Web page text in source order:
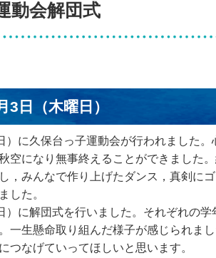
動会解団式
3日（木曜日）
に久保台っ子運動会が行われました。
空になり無事終えることができました
，みんなで作り上げたダンス，真剣に
した。
に解団式を行いました。それぞれの学
一生懸命取り組んだ様子が感じられま
つなげていってほしいと思います。